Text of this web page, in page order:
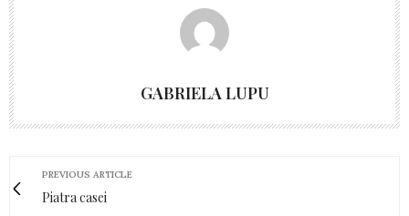
GABRIELA LUPU
PREVIOUS ARTICLE
Piatra casei